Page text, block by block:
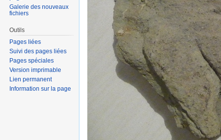
Galerie des nouveaux
fichiers
Outils
Pages liées
Suivi des pages liées
Pages spéciales
Version imprimable
Lien permanent
Information sur la page